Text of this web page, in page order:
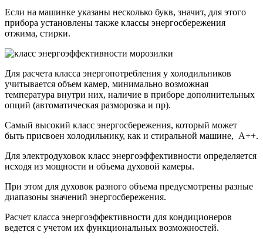
Если на машинке указаны несколько букв, значит, для этого
прибора установлены также классы энергосбережения
отжима, стирки.
Для расчета класса энергопотребления у холодильников
учитывается объем камер, минимально возможная
температура внутри них, наличие в приборе дополнительных
опций (автоматическая разморозка и пр).
Самый высокий класс энергосбережения, который может
быть присвоен холодильнику, как и стиральной машине, А++.
Для электродуховок класс энергоэффективности определяется
исходя из мощности и объема духовой камеры.
При этом для духовок разного объема предусмотрены разные
диапазоны значений энергосбережения.
Расчет класса энергоэффективности для кондиционеров
ведется с учетом их функциональных возможностей.